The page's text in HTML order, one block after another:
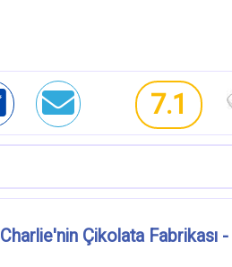
7.1
Charlie'nin Çikolata Fabrikası -